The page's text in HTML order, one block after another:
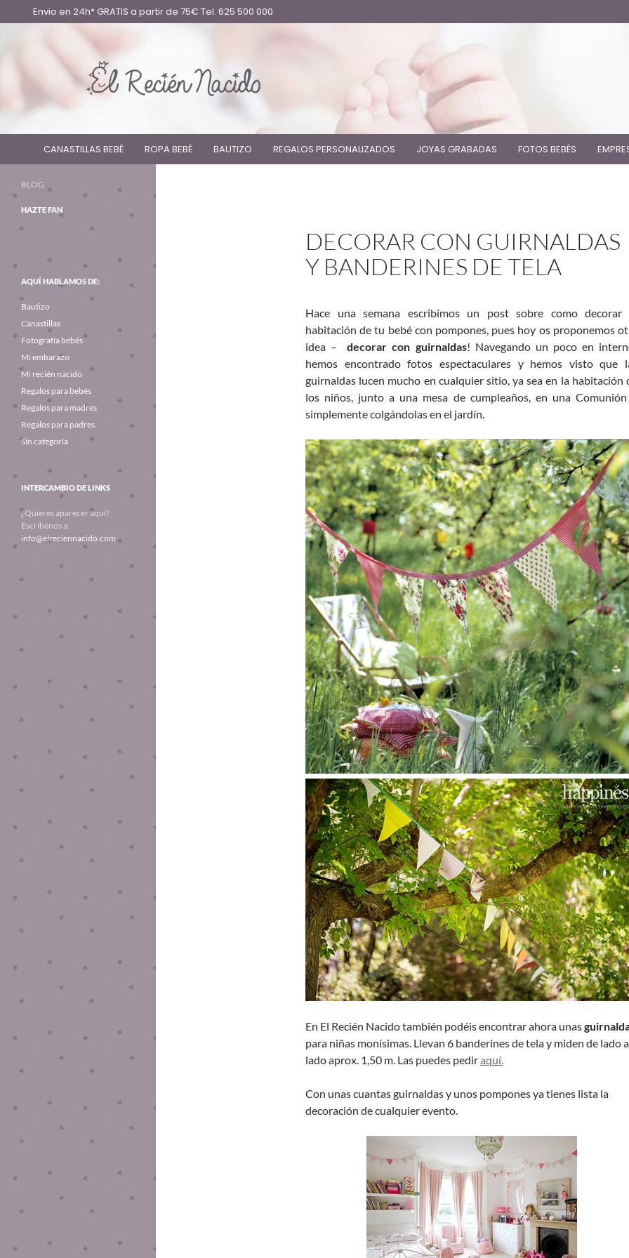
Envio en 24h* GRATIS a partir de 75€ Tel. 625 500 000
CANASTILLAS BEBÉ ROPA BEBÉ BAUTIZO REGALOS PERSONALIZADOS JOYAS GRABADAS FOTOS BEBÉS
DECORAR CON GUIRNALDAS
Y BANDERINES DE TELA
Hace una semana escribimos un post sobre como decorar
habitación de tu bebé con pompones, pues hoy os proponemos
idea –decorar con guirnaldas! Navegando un poco en
hemos encontrado fotos espectaculares y hemos visto que
guirnaldas lucen mucho en cualquier sitio, ya sea en la habitación
los niños, junto a una mesa de cumpleaños, en una
simplemente colgándolas en el jardín.
En El Recién Nacido también podéis encontrar ahora unas
para niñas monísimas. Llevan 6 banderines de tela y miden de lado a
lado aprox. 1,50 m. Las puedes pediraquí.
Con unas cuantas guirnaldas y unos pompones ya tienes lista la
decoración de cualquier evento.
BLOG
HAZTE FAN
AQUÍ HABLAMOS DE:
Bautizo
Canastillas
Fotografía bebés
Mi embarazo
Mi recién nacido
Regalos para bebés
Regalos para madres
Regalos para padres
Sin categoría
INTERCAMBIO DE LINKS
¿Quieres aparecer aquí?
Escríbenos a:
info@elreciennacido.com